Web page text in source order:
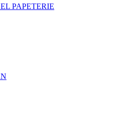
PAPETERIE